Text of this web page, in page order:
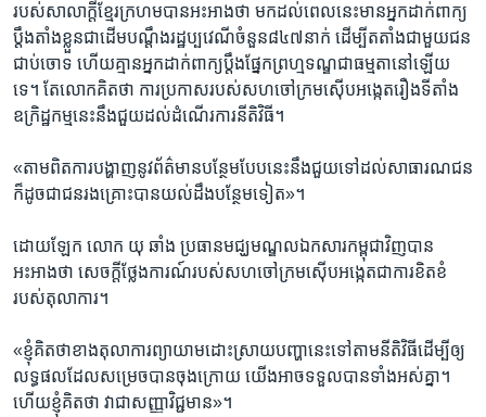
របស់​សាលាក្តី​ខ្មែរក្រហម​បាន​អះអាង​ថា​ មក​ដល់​ពេល​នេះ​មាន​អ្នកដាក់​ពាក្យ​
ប្តឹង​តាំង​ខ្លួន​ជា​ដើម​បណ្តឹង​រដ្ឋប្បវេណី​ចំនួន​៨៤៧​នាក់​ ដើម្បី​តតាំង​ជាមួយ​ជន​
ជាប់ចោទ​ ហើយ​គ្មាន​អ្នកដាក់​ពាក្យប្តឹង​ផ្នែក​ព្រហ្មទណ្ឌ​ជា​ធម្មតា​នៅ​ឡើយ​
ទេ។ តែ​លោក​គិត​ថា​ ការ​ប្រកាស​របស់​សហចៅក្រម​ស៊ើបអង្កេត​រឿង​ទី​តាំង​
ឧក្រិដ្ឋកម្ម​នេះ​នឹង​ជួយ​ដល់​ដំណើរការ​នីតិវិធី។
«តាម​ពិត​ការ​បង្ហាញ​នូវ​ព័ត៌មាន​បន្ថែម​បែប​នេះ​នឹង​ជួយ​ទៅ​ដល់​សាធារណជន​
ក៏​ដូច​ជា​ជន​រងគ្រោះ​បាន​យល់​ដឹង​បន្ថែម​ទៀត»។
ដោយឡែក​ លោក ​យុ ឆាំង ​ប្រធាន​មជ្ឃមណ្ឌល​ឯកសារ​កម្ពុជា​វិញ​បាន​
អះអាង​ថា​ សេចក្តី​ថ្លែងការណ៍​របស់​សហចៅក្រម​ស៊ើបអង្កេត​ជា​ការ​ខិតខំ​
របស់​តុលាការ។
«ខ្ញុំ​គិត​ថា​ខាង​តុលាការ​ព្យាយាម​ដោះស្រាយ​បញ្ហា​នេះ​ទៅ​តាម​នីតិវិធី​ដើម្បី​ឲ្យ​
លទ្ធផល​ដែល​សម្រេច​បាន​ចុងក្រោយ ​យើងអាច​ទទួលបាន​ទាំង​អស់គ្នា។
ហើយ​ខ្ញុំ​គិត​ថា​ វា​ជា​សញ្ញា​វិជ្ជមាន»។